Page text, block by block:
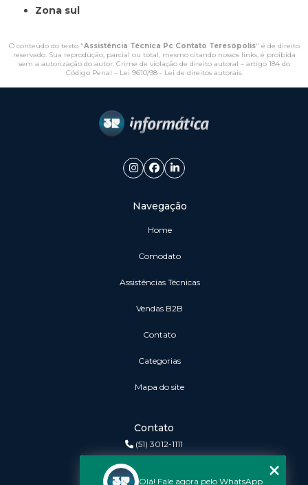
Zona sul
O conteúdo do texto "Assistência Técnica Pc Contato Teresópolis" é de direito
reservado. Sua reprodução, parcial ou total, mesmo citando nossos links, é proibida
sem a autorização do autor. Crime de violação de direito autoral – artigo 184 do
Código Penal – Lei 9610/98 - Lei de direitos autorais.
Navegação
Home
Comodato
Assistências Técnicas
vendas B2B
Contato
Categorias
Mapa do site
Contato
(51) 3012-1111
Olá! Fale agora pelo WhatsApp